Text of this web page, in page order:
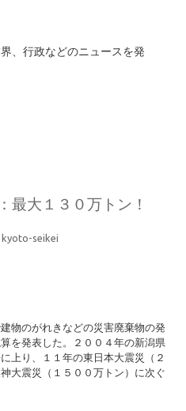
、行政などのニュースを発
最大１３０万トン！
kyoto-seikei
物のがれきなどの災害廃棄物の発
を発表した。２００４年の新潟県
上り、１１年の東日本大震災（２
大震災（１５００万トン）に次ぐ